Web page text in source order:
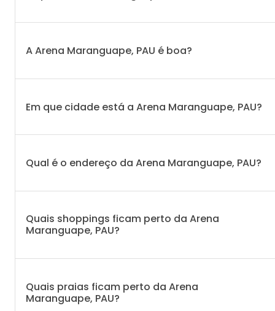
A Arena Maranguape, PAU é boa?
Em que cidade está a Arena Maranguape, PAU?
Qual é o endereço da Arena Maranguape, PAU?
Quais shoppings ficam perto da Arena
Maranguape, PAU?
Quais praias ficam perto da Arena
Maranguape, PAU?